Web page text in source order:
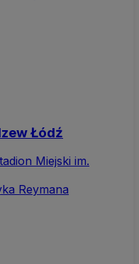
Łódź
Miejski im.
Reymana